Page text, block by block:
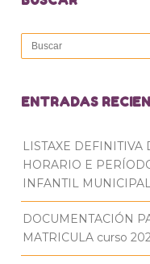
ENTRADAS
LISTAXE DEFINITIVA
HORARIO E
INFANTIL
DOCUMENTACIÓN
MATRICULA curso